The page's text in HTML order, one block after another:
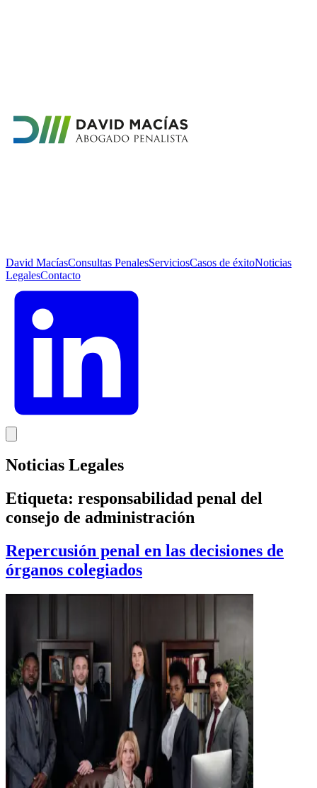
David MacíasConsultas PenalesServiciosCasos de éxitoNoticias
LegalesContacto
Noticias Legales
Etiqueta: responsabilidad penal del
consejo de administración
Repercusión penal en las decisiones de
órganos colegiados